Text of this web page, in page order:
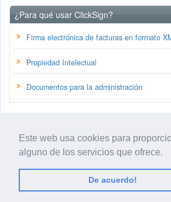
Este web usa cookies para
alguno de los servicios que ofrece.
De acuerdo!
¿Para qué usar ClickSign?
Firma electrónica de facturas en formato
Propiedad Intelectual
Documentos para la administración
Isigma Asesoría Tecnológica, S.L.
PMT - Parc Mediterrani de la
Esteve Terrades, 1 -08060Castelldefels
(+34) 93 606 49 16
© 2020 Isigma Asesoría Tecnológica, S.L.